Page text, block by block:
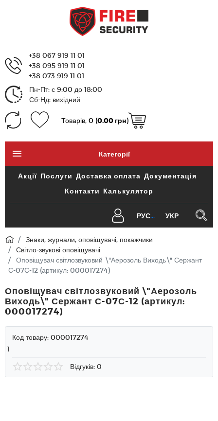
+38 067 919 11 01
+38 095 919 11 01
+38 073 919 11 01
Пн-Пт: с 9:00 до 18:00
Сб-Нд: вихідний
Товарів, 0 (0.00 грн)
Категорії
Акції Послуги Доставка оплата Документація
Контакти Калькулятор
РУС УКР
Знаки, журнали, оповіщувачі, покажчики
Світло-звукові оповіщувачі
Оповіщувач світлозвуковий \"Аерозоль Виходь\" Сержант
С-07С-12 (артикул: 000017274)
Оповіщувач світлозвуковий \"Аерозоль
Виходь\" Сержант С-07С-12 (артикул:
000017274)
Код товару: 000017274
1
Відгуків: 0